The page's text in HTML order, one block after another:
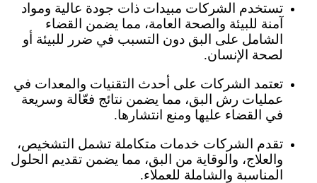
تستخدم الشركات مبيدات ذات جودة عالية ومواد
آمنة للبيئة والصحة العامة، مما يضمن القضاء
الشامل على البق دون التسبب في ضرر للبيئة أو
لصحة الإنسان.
تعتمد الشركات على أحدث التقنيات والمعدات في
عمليات رش البق، مما يضمن نتائج فعّالة وسريعة
في القضاء عليها ومنع انتشارها.
تقدم الشركات خدمات متكاملة تشمل التشخيص،
والعلاج، والوقاية من البق، مما يضمن تقديم الحلول
المناسبة والشاملة للعملاء.